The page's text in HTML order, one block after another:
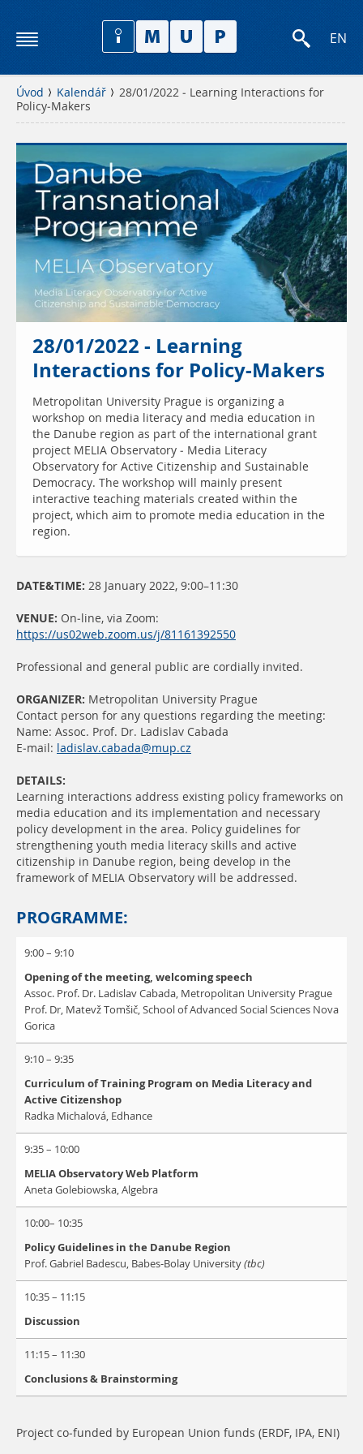
EN
Úvod Kalendář
28/01/2022 - Learning Interactions for
Policy-Makers
28/01/2022 - Learning
Interactions for Policy-Makers
Metropolitan University Prague is organizing a
workshop on media literacy and media education in
the Danube region as part of the international grant
project MELIA Observatory - Media Literacy
Observatory for Active Citizenship and Sustainable
Democracy. The workshop will mainly present
interactive teaching materials created within the
project, which aim to promote media education in the
region.
DATE&TIME: 28 January 2022, 9:00–11:30
VENUE: On-line, via Zoom:
https://us02web.zoom.us/j/81161392550
Professional and general public are cordially invited.
ORGANIZER: Metropolitan University Prague
Contact person for any questions regarding the meeting:
Name: Assoc. Prof. Dr. Ladislav Cabada
E-mail: ladislav.cabada@mup.cz
DETAILS:
Learning interactions address existing policy frameworks on
media education and its implementation and necessary
policy development in the area. Policy guidelines for
strengthening youth media literacy skills and active
citizenship in Danube region, being develop in the
framework of MELIA Observatory will be addressed.
PROGRAMME:
9:00 – 9:10
Opening of the meeting, welcoming speech
Assoc. Prof. Dr. Ladislav Cabada, Metropolitan University Prague
Prof. Dr, Matevž Tomšič, School of Advanced Social Sciences Nova
Gorica
9:10 – 9:35
Curriculum of Training Program on Media Literacy and
Active Citizenshop
Radka Michalová, Edhance
9:35 – 10:00
MELIA Observatory Web Platform
Aneta Golebiowska, Algebra
10:00– 10:35
Policy Guidelines in the Danube Region
Prof. Gabriel Badescu, Babes-Bolay University(tbc)
10:35 – 11:15
Discussion
11:15 – 11:30
Conclusions & Brainstorming
Project co-funded by European Union funds (ERDF, IPA, ENI)